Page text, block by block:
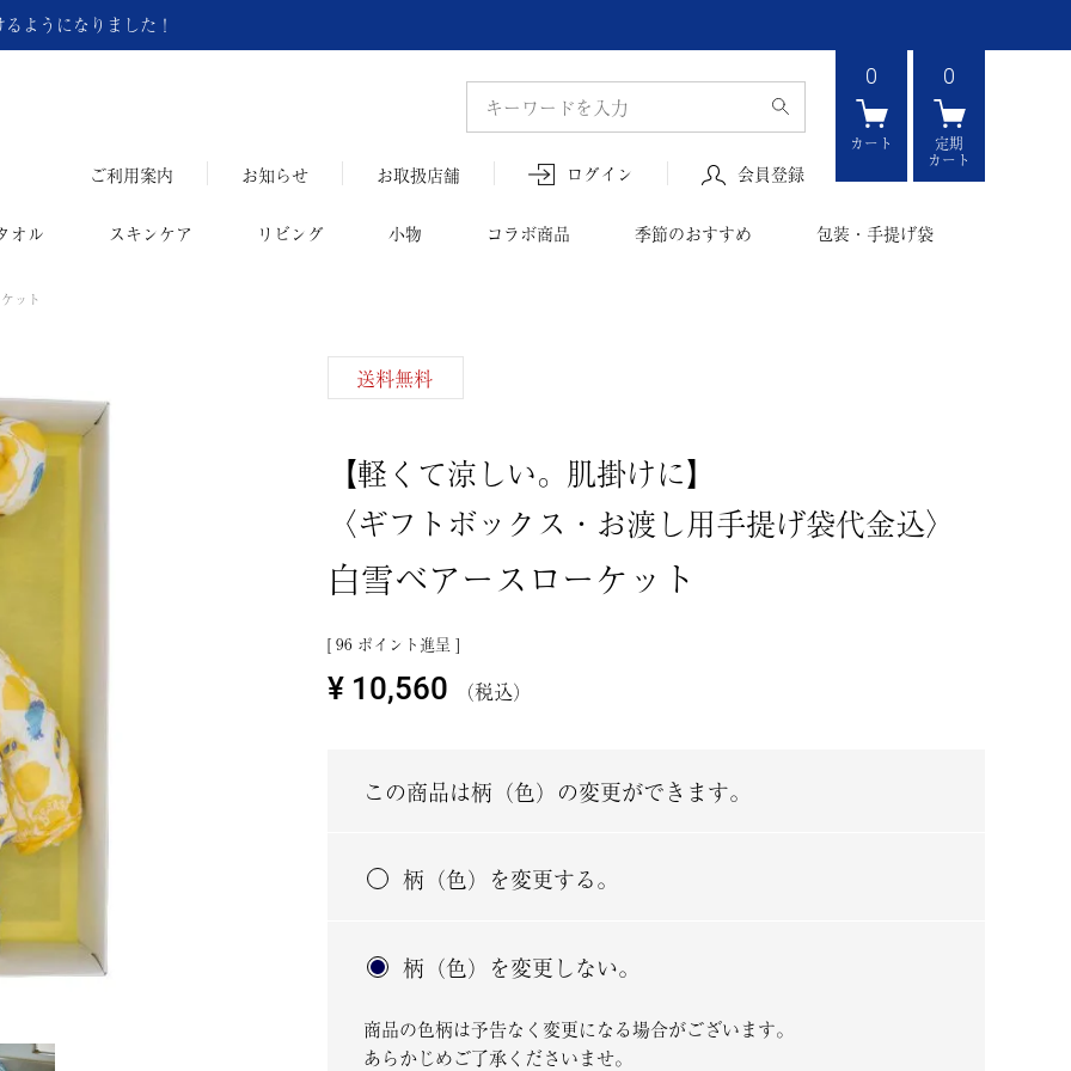
ようになりました！
ご利用案内 お知らせ お取扱店舗 ログイン 会員登録
0
カート
0
定期
カート
オル スキンケア リビング 小物 コラボ商品 季節のおすすめ 包装・手提げ袋
ット
送料無料
【軽くて涼しい。肌掛けに】
〈ギフトボックス・お渡し用手提げ袋代金込〉
白雪ベアースローケット
[ 96 ポイント進呈 ]
¥ 10,560 税込
この商品は柄（色）の変更ができます。
柄（色）を変更する。
柄（色）を変更しない。
商品の色柄は予告なく変更になる場合がございます。
あらかじめご了承くださいませ。